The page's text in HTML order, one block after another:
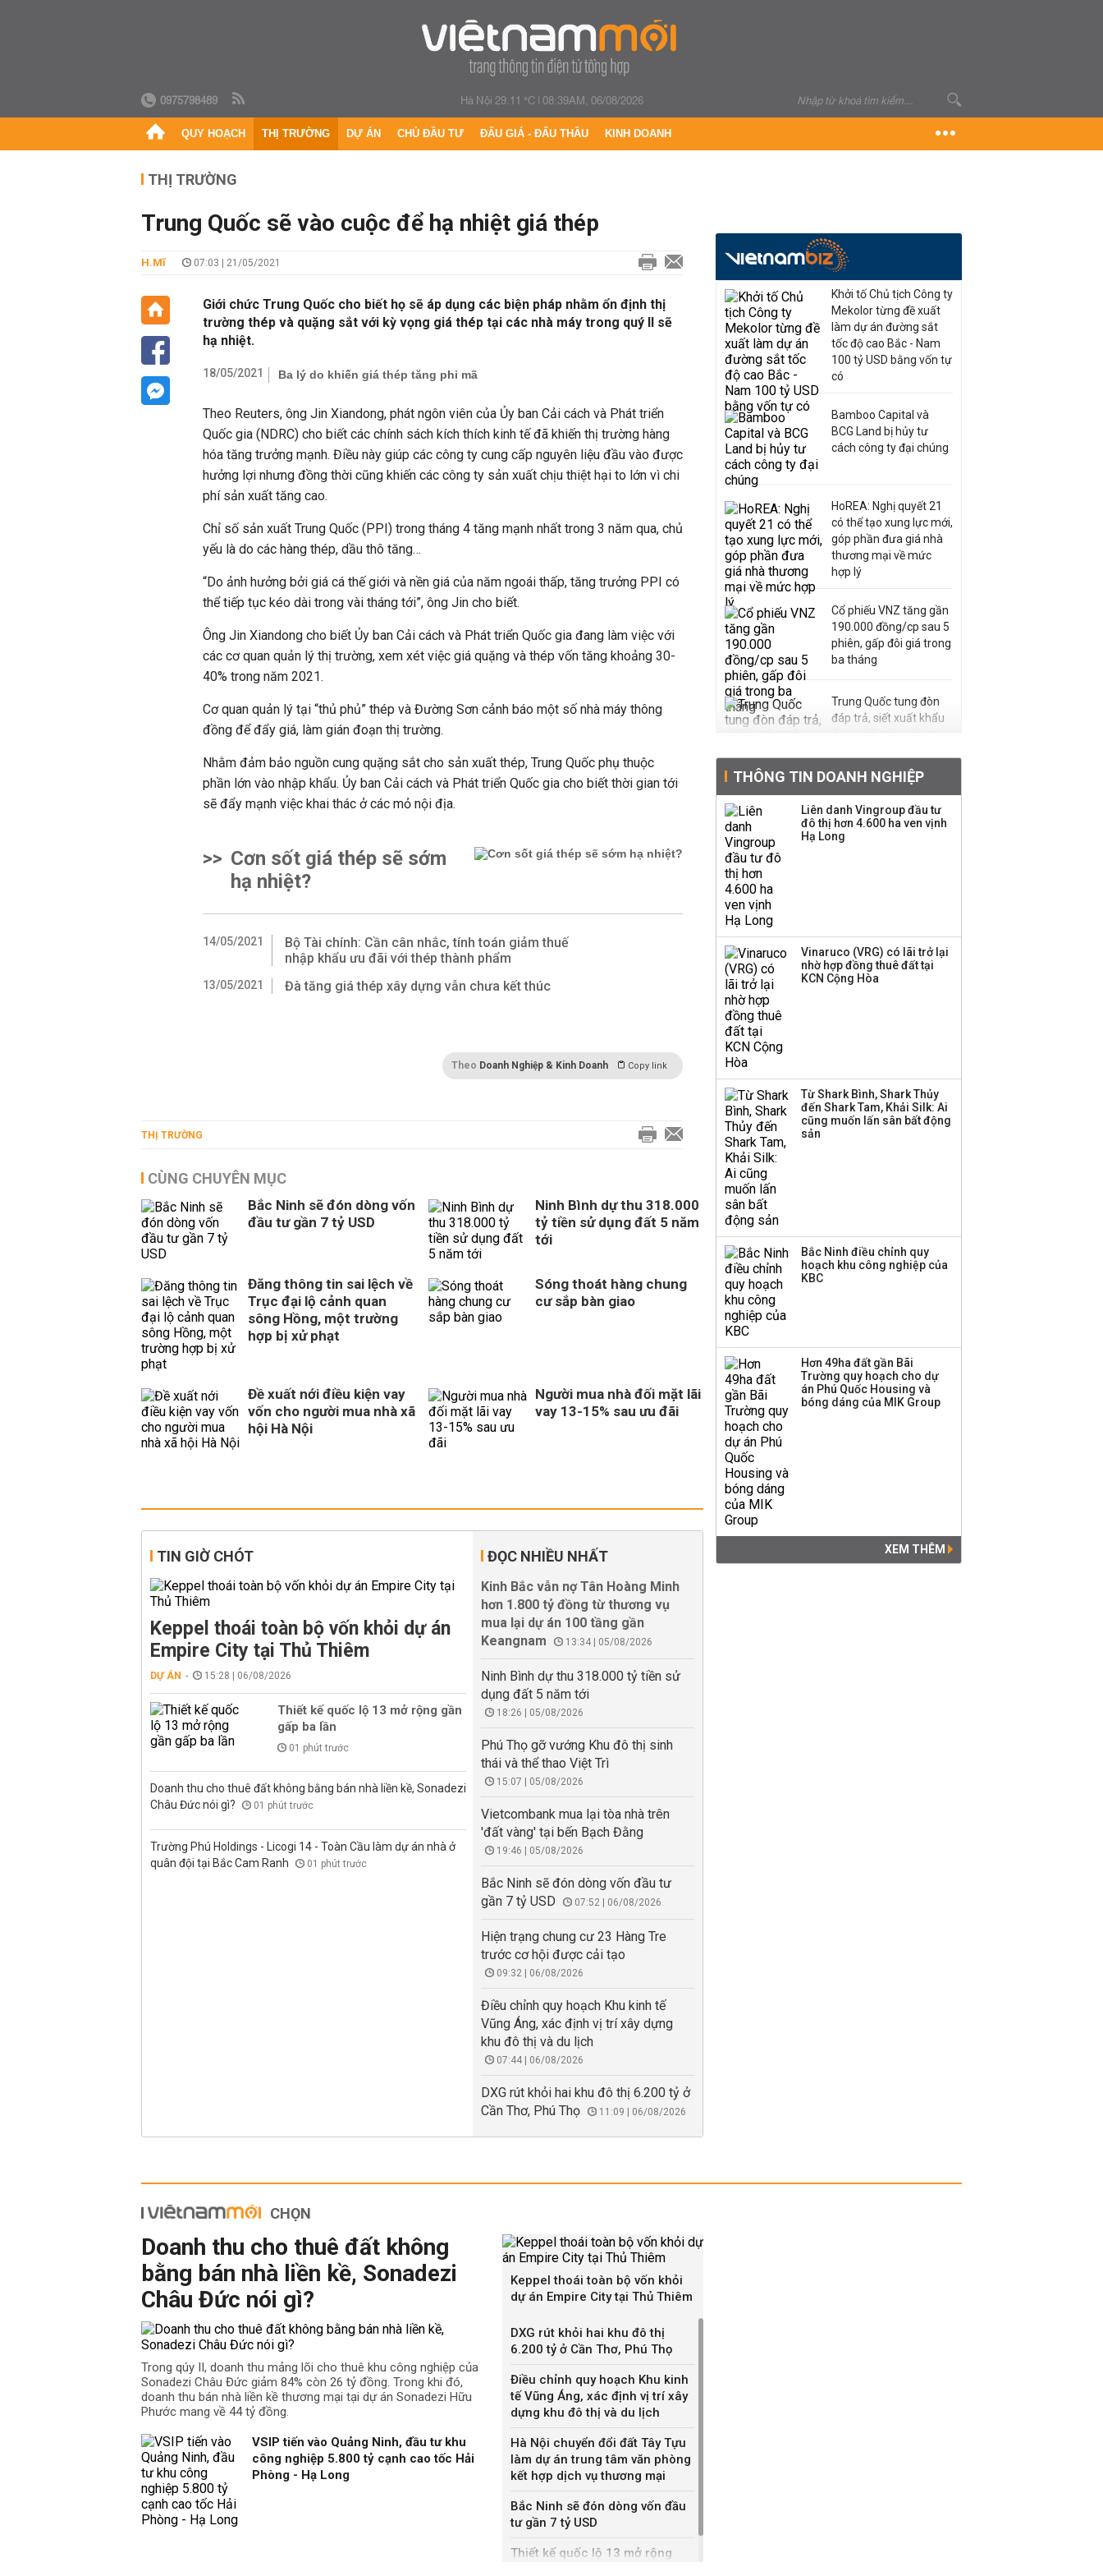
0975798489 Hà Nội 29.11 °C|08:39AM, 06/08/2026
QUY HOẠCH THỊ TRƯỜNG DỰ ÁN CHỦ ĐẦU TƯ ĐẤU GIÁ - ĐẤU THẦU KINH DOANH
THỊ TRƯỜNG
Trung Quốc sẽ vào cuộc để hạ nhiệt giá thép
H.Mĩ 07:03 | 21/05/2021
Giới chức Trung Quốc cho biết họ sẽ áp dụng các biện pháp nhằm ổn định thị
trường thép và quặng sắt với kỳ vọng giá thép tại các nhà máy trong quý II sẽ
hạ nhiệt.
18/05/2021 Ba lý do khiến giá thép tăng phi mã
Theo Reuters, ông Jin Xiandong, phát ngôn viên của Ủy ban Cải cách và Phát triển
Quốc gia (NDRC) cho biết các chính sách kích thích kinh tế đã khiến thị trường hàng
hóa tăng trưởng mạnh. Điều này giúp các công ty cung cấp nguyên liệu đầu vào được
hưởng lợi nhưng đồng thời cũng khiến các công ty sản xuất chịu thiệt hại to lớn vì chi
phí sản xuất tăng cao.
Chỉ số sản xuất Trung Quốc (PPI) trong tháng 4 tăng mạnh nhất trong 3 năm qua, chủ
yếu là do các hàng thép, dầu thô tăng…
“Do ảnh hưởng bởi giá cá thế giới và nền giá của năm ngoái thấp, tăng trưởng PPI có
thể tiếp tục kéo dài trong vài tháng tới”, ông Jin cho biết.
Ông Jin Xiandong cho biết Ủy ban Cải cách và Phát triển Quốc gia đang làm việc với
các cơ quan quản lý thị trường, xem xét việc giá quặng và thép vốn tăng khoảng 30-
40% trong năm 2021.
Cơ quan quản lý tại “thủ phủ” thép và Đường Sơn cảnh báo một số nhà máy thông
đồng để đẩy giá, làm gián đoạn thị trường.
Nhằm đảm bảo nguồn cung quặng sắt cho sản xuất thép, Trung Quốc phụ thuộc
phần lớn vào nhập khẩu. Ủy ban Cải cách và Phát triển Quốc gia cho biết thời gian tới
sẽ đẩy mạnh việc khai thác ở các mỏ nội địa.
>> Cơn sốt giá thép sẽ sớm
hạ nhiệt?
14/05/2021
Bộ Tài chính: Cần cân nhắc, tính toán giảm thuế
nhập khẩu ưu đãi với thép thành phẩm
13/05/2021 Đà tăng giá thép xây dựng vẫn chưa kết thúc
Theo Doanh Nghiệp & Kinh Doanh Copy link
THỊ TRƯỜNG
CÙNG CHUYÊN MỤC
Bắc Ninh sẽ đón dòng vốn
đầu tư gần 7 tỷ USD
Ninh Bình dự thu 318.000
tỷ tiền sử dụng đất 5 năm
tới
Đăng thông tin sai lệch về
Trục đại lộ cảnh quan
sông Hồng, một trường
hợp bị xử phạt
Sóng thoát hàng chung
cư sắp bàn giao
Đề xuất nới điều kiện vay
vốn cho người mua nhà xã
hội Hà Nội
Người mua nhà đối mặt lãi
vay 13-15% sau ưu đãi
TIN GIỜ CHÓT
Keppel thoái toàn bộ vốn khỏi dự án
Empire City tại Thủ Thiêm
DỰ ÁN 15:28 | 06/08/2026
Thiết kế quốc lộ 13 mở rộng gần
gấp ba lần
01 phút trước
Doanh thu cho thuê đất không bằng bán nhà liền kề, Sonadezi
Châu Đức nói gì?
01 phút trước
Trường Phú Holdings - Licogi 14 - Toàn Cầu làm dự án nhà ở
quân đội tại Bắc Cam Ranh
01 phút trước
ĐỌC NHIỀU NHẤT
Kinh Bắc vẫn nợ Tân Hoàng Minh
hơn 1.800 tỷ đồng từ thương vụ
mua lại dự án 100 tầng gần
Keangnam
13:34 | 05/08/2026
Ninh Bình dự thu 318.000 tỷ tiền sử
dụng đất 5 năm tới
18:26 | 05/08/2026
Phú Thọ gỡ vướng Khu đô thị sinh
thái và thể thao Việt Trì
15:07 | 05/08/2026
Vietcombank mua lại tòa nhà trên
'đất vàng' tại bến Bạch Đằng
19:46 | 05/08/2026
Bắc Ninh sẽ đón dòng vốn đầu tư
gần 7 tỷ USD
07:52 | 06/08/2026
Hiện trạng chung cư 23 Hàng Tre
trước cơ hội được cải tạo
09:32 | 06/08/2026
Điều chỉnh quy hoạch Khu kinh tế
Vũng Áng, xác định vị trí xây dựng
khu đô thị và du lịch
07:44 | 06/08/2026
DXG rút khỏi hai khu đô thị 6.200 tỷ ở
Cần Thơ, Phú Thọ
11:09 | 06/08/2026
Khởi tố Chủ tịch Công ty
Mekolor từng đề xuất
làm dự án đường sắt
tốc độ cao Bắc - Nam
100 tỷ USD bằng vốn tự
có
Bamboo Capital và
BCG Land bị hủy tư
cách công ty đại chúng
HoREA: Nghị quyết 21
có thể tạo xung lực mới,
góp phần đưa giá nhà
thương mại về mức
hợp lý
Cổ phiếu VNZ tăng gần
190.000 đồng/cp sau 5
phiên, gấp đôi giá trong
ba tháng
Trung Quốc tung đòn
đáp trả, siết xuất khẩu
drone và trừng phạt
Hoá chất Đức Giang
công bố hai ứng viên
HĐQT, cổ phiếu DGC
tăng trần
trang, phụ kiện cao cấp
Hãng kim cương tài trợ
Lãi thuần từ dịch vụ
nhiều ngân hàng tăng
ba chữ số trong nửa
đầu năm:
THÔNG TIN DOANH NGHIỆP
Liên danh Vingroup đầu tư
đô thị hơn 4.600 ha ven vịnh
Hạ Long
Vinaruco (VRG) có lãi trở lại
nhờ hợp đồng thuê đất tại
KCN Cộng Hòa
Từ Shark Bình, Shark Thủy
đến Shark Tam, Khải Silk: Ai
cũng muốn lấn sân bất động
sản
Bắc Ninh điều chỉnh quy
hoạch khu công nghiệp của
KBC
Hơn 49ha đất gần Bãi
Trường quy hoạch cho dự
án Phú Quốc Housing và
bóng dáng của MIK Group
XEM THÊM
CHỌN
Doanh thu cho thuê đất không
bằng bán nhà liền kề, Sonadezi
Châu Đức nói gì?
Trong qúy II, doanh thu mảng lõi cho thuê khu công nghiệp của
Sonadezi Châu Đức giảm 84% còn 26 tỷ đồng. Trong khi đó,
doanh thu bán nhà liền kề thương mại tại dự án Sonadezi Hữu
Phước mang về 44 tỷ đồng.
VSIP tiến vào Quảng Ninh, đầu tư khu
công nghiệp 5.800 tỷ cạnh cao tốc Hải
Phòng - Hạ Long
Keppel thoái toàn bộ vốn khỏi
dự án Empire City tại Thủ Thiêm
DXG rút khỏi hai khu đô thị
6.200 tỷ ở Cần Thơ, Phú Thọ
Điều chỉnh quy hoạch Khu kinh
tế Vũng Áng, xác định vị trí xây
dựng khu đô thị và du lịch
Hà Nội chuyển đổi đất Tây Tựu
làm dự án trung tâm văn phòng
kết hợp dịch vụ thương mại
Bắc Ninh sẽ đón dòng vốn đầu
tư gần 7 tỷ USD
Thiết kế quốc lộ 13 mở rộng